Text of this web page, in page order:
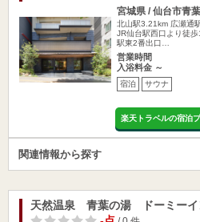
宮城県 / 仙台市青
北山駅3.21km 広瀬通
JR仙台駅西口より徒
駅東2番出口…
営業時間
入浴料金 ～
宿泊 サウナ
楽天トラベルの宿泊
関連情報から探す
天然温泉 青葉の湯 ドーミーイ